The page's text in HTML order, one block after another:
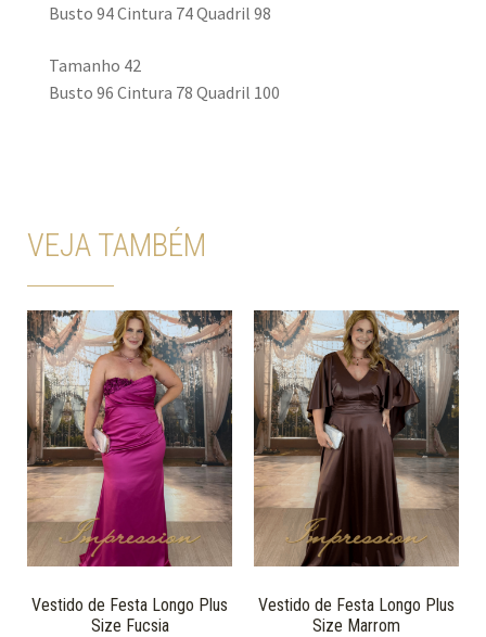
Busto 94 Cintura 74 Quadril 98
Tamanho 42
Busto 96 Cintura 78 Quadril 100
VEJA TAMBÉM
Vestido de Festa Longo Plus
Size Fucsia
Vestido de Festa Longo Plus
Size Marrom